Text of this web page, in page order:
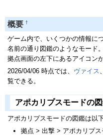
概要 †
ゲーム内で、いくつかの情報に
名前の通り図鑑のようなモード。
拠点画面の左下にあるアイコン
2026/04/06 時点では、 ヴァイス
覧できる。
アポカリプスモードの
アポカリプスモードの図鑑は以
拠点 > 出撃 > アポカリプ